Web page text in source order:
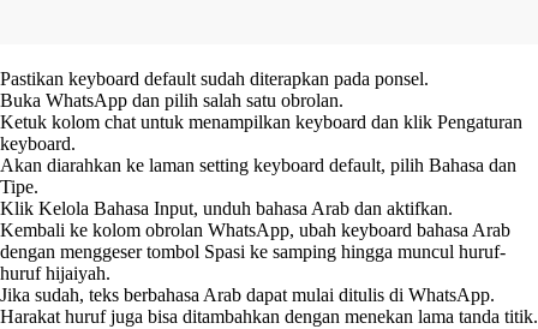
Pastikan keyboard default sudah diterapkan pada ponsel.
Buka WhatsApp dan pilih salah satu obrolan.
Ketuk kolom chat untuk menampilkan keyboard dan klik Pengaturan
keyboard.
Akan diarahkan ke laman setting keyboard default, pilih Bahasa dan
Tipe.
Klik Kelola Bahasa Input, unduh bahasa Arab dan aktifkan.
Kembali ke kolom obrolan WhatsApp, ubah keyboard bahasa Arab
dengan menggeser tombol Spasi ke samping hingga muncul huruf-
huruf hijaiyah.
Jika sudah, teks berbahasa Arab dapat mulai ditulis di WhatsApp.
Harakat huruf juga bisa ditambahkan dengan menekan lama tanda titik.